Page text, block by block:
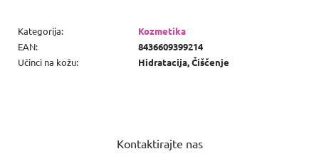
Kategorija:
Kozmetika
EAN:
8436609399214
Učinci na kožu: Hidratacija, Čiščenje
Kontaktirajte nas